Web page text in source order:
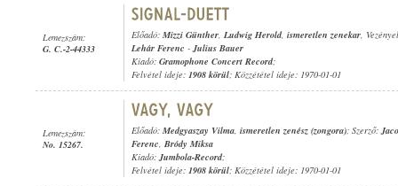
Lemezszám:
G. C.-2-44333
Előadó: Mizzi Günther, Ludwig Herold, ismeretlen zenekar,
Lehár Ferenc -Julius Bauer
Kiadó: Gramophone Concert Record;
Felvétel ideje: 1908 körül; Közzététel ideje: 1970-01-01
Lemezszám:
No. 15267.
Előadó: Medgyaszay Vilma, ismeretlen zenész (zongora); Szerző:
Ferenc, Bródy Miksa
Kiadó:Jumbola-Record;
Felvétel ideje: 1908 körül; Közzététel ideje: 1970-01-01